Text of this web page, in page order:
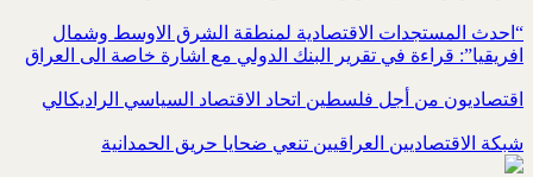
“احدث المستجدات الاقتصادية لمنطقة الشرق الاوسط وشمال
افريقيا”: قراءة في تقرير البنك الدولي مع اشارة خاصة الى العراق
اقتصاديون من أجل فلسطين اتحاد الاقتصاد السياسي الراديكالي
شبكة الاقتصاديين العراقيين تنعي ضحايا حريق الحمدانية